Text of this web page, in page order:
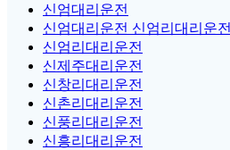
신엄대리운전
신엄대리운전 신엄리대리운전
신엄리대리운전
신제주대리운전
신창리대리운전
신촌리대리운전
신풍리대리운전
신흥리대리운전